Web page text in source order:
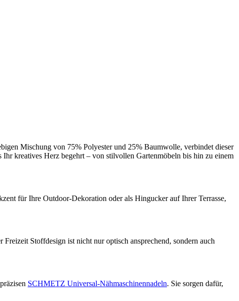
Mischung von 75% Polyester und 25% Baumwolle, verbindet dieser
kreatives Herz begehrt – von stilvollen Gartenmöbeln bis hin zu einem
für Ihre Outdoor-Dekoration oder als Hingucker auf Ihrer Terrasse,
Stoffdesign ist nicht nur optisch ansprechend, sondern auch
SCHMETZ Universal-Nähmaschinennadeln. Sie sorgen dafür,